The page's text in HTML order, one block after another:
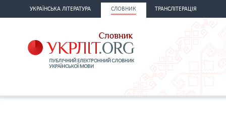
УКРАЇНСЬКА ЛІТЕРАТУРА СЛОВНИК ТРАНСЛІТЕРАЦІЯ